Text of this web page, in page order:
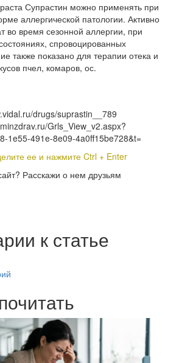
Супрастин можно применять при
аллергической патологии. Активно
во время сезонной аллергии, при
спровоцированных
также показано для терапии отека и
пчел, комаров, ос.
drugs/suprastin__789
Grls_View_v2.aspx?
1e55-491e-8e09-4a0ff15be728&t=
ее и нажмите Ctrl + Enter
Расскажи о нем друзьям
к статье